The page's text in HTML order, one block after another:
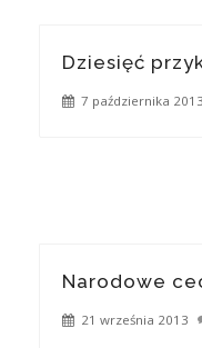
Dziesięć
7 października 2013
Narodowe
21 września 2013